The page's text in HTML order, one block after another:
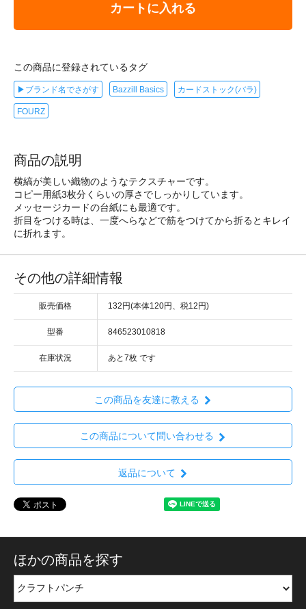
カートに入れる
この商品に登録されているタグ
▶ブランド名でさがす Bazzill Basics カードストック(バラ)
FOURZ
商品の説明
横縞が美しい織物のようなテクスチャーです。
コピー用紙3枚分くらいの厚さでしっかりしています。
メッセージカードの台紙にも最適です。
折目をつける時は、一度へらなどで筋をつけてから折るとキレイ
に折れます。
その他の詳細情報
販売価格 132円(本体120円、税12円)
型番 846523010818
在庫状況 あと7枚 です
この商品を友達に教える
この商品について問い合わせる
返品について
ほかの商品を探す